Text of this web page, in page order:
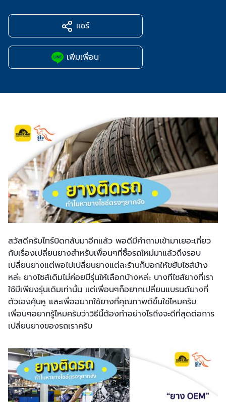
แชร์
เพิ่มเพื่อน
สวัสดีครับไทร์บิดกลับมาอีกแล้ว พอดีมีคำถามเข้ามาเยอะเกี่ยว
กับเรื่องเปลี่ยนยางสำหรับเพื่อนๆที่ซื้อรถใหม่มาแล้วถึงรอบ
เปลี่ยนยางแต่พอไปเปลี่ยนยางแต่ละร้านก็บอกให้ขยับไซส์บ้าง
หล่ะ ยางไซส์เดิมไม่ค่อยมีรุ่นให้เลือกบ้างหล่ะ บางทีไซส์ยางที่เรา
ใช้มีเพียงรุ่นเดิมเท่านั้น แต่เพื่อนๆก็อยากเปลี่ยนแบรนด์ยางที่
ตัวเองคุ้นหู และเพื่ออยากใช้ยางที่คุณภาพดีขึ้นใช่ไหมครับ
เพื่อนๆอยากรู้ไหมครับว่าวิธีนี้ต้องทำอย่างไรถึงจะดีที่สุดต่อการ
เปลี่ยนยางของรถเราครับ